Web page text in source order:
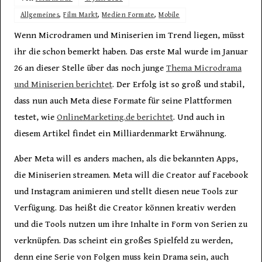
Allgemeines,Film Markt,Medien Formate,Mobile
Wenn Microdramen und Miniserien im Trend liegen, müsst
ihr die schon bemerkt haben. Das erste Mal wurde im Januar
26 an dieser Stelle über das noch junge Thema Microdrama
und Miniserien berichtet. Der Erfolg ist so groß und stabil,
dass nun auch Meta diese Formate für seine Plattformen
testet, wie OnlineMarketing.de berichtet. Und auch in
diesem Artikel findet ein Milliardenmarkt Erwähnung.
Aber Meta will es anders machen, als die bekannten Apps,
die Miniserien streamen. Meta will die Creator auf Facebook
und Instagram animieren und stellt diesen neue Tools zur
Verfügung. Das heißt die Creator können kreativ werden
und die Tools nutzen um ihre Inhalte in Form von Serien zu
verknüpfen. Das scheint ein großes Spielfeld zu werden,
denn eine Serie von Folgen muss kein Drama sein, auch